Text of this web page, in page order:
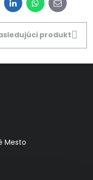
LinkedInWhatsApp
E-
mail
produkt
Mesto